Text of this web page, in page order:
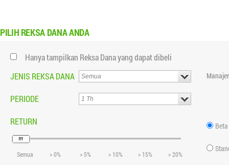
PILIH REKSA DANA ANDA
Hanya tampilkan Reksa Dana yang dapat dibeli
JENIS REKSA DANA
PERIODE
RETURN
Semua > 0% > 5% > 10% > 15% > 20%
Beta